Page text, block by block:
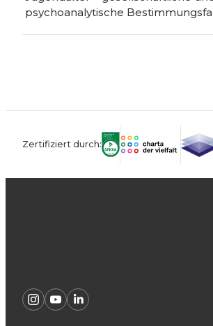
psychoanalytische
Zertifiziert durch: